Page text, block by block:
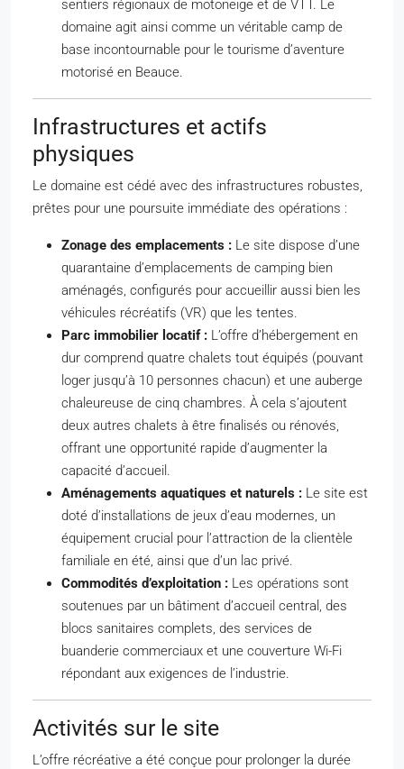
sentiers régionaux de motoneige et de VTT. Le
domaine agit ainsi comme un véritable camp de
base incontournable pour le tourisme d’aventure
motorisé en Beauce.
Infrastructures et actifs
physiques
Le domaine est cédé avec des infrastructures robustes,
prêtes pour une poursuite immédiate des opérations :
Zonage des emplacements : Le site dispose d’une
quarantaine d’emplacements de camping bien
aménagés, configurés pour accueillir aussi bien les
véhicules récréatifs (VR) que les tentes.
Parc immobilier locatif : L’offre d’hébergement en
dur comprend quatre chalets tout équipés (pouvant
loger jusqu’à 10 personnes chacun) et une auberge
chaleureuse de cinq chambres. À cela s’ajoutent
deux autres chalets à être finalisés ou rénovés,
offrant une opportunité rapide d’augmenter la
capacité d’accueil.
Aménagements aquatiques et naturels : Le site est
doté d’installations de jeux d’eau modernes, un
équipement crucial pour l’attraction de la clientèle
familiale en été, ainsi que d’un lac privé.
Commodités d’exploitation : Les opérations sont
soutenues par un bâtiment d’accueil central, des
blocs sanitaires complets, des services de
buanderie commerciaux et une couverture Wi-Fi
répondant aux exigences de l’industrie.
Activités sur le site
L’offre récréative a été conçue pour prolonger la durée